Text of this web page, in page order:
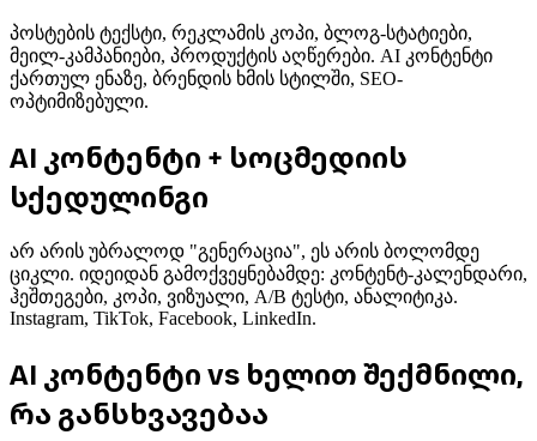
პოსტების ტექსტი, რეკლამის კოპი, ბლოგ-სტატიები,
მეილ-კამპანიები, პროდუქტის აღწერები. AI კონტენტი
ქართულ ენაზე, ბრენდის ხმის სტილში, SEO-
ოპტიმიზებული.
AI კონტენტი + სოცმედიის
სქედულინგი
არ არის უბრალოდ "გენერაცია", ეს არის ბოლომდე
ციკლი. იდეიდან გამოქვეყნებამდე: კონტენტ-კალენდარი,
ჰეშთეგები, კოპი, ვიზუალი, A/B ტესტი, ანალიტიკა.
Instagram, TikTok, Facebook, LinkedIn.
AI კონტენტი vs ხელით შექმნილი,
რა განსხვავებაა